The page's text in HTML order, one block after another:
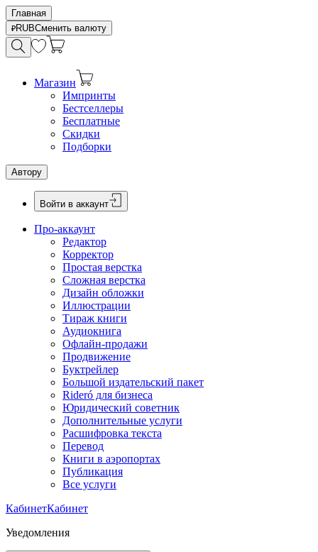
Главная
RUBСменить валюту
Магазин
Импринты
Бестселлеры
Бесплатные
Скидки
Подборки
Автору
Войти в аккаунт
Про-аккаунт
Редактор
Корректор
Простая верстка
Сложная верстка
Дизайн обложки
Иллюстрации
Тираж книги
Аудиокнига
Офлайн-продажи
Продвижение
Буктрейлер
Большой издательский пакет
Rideró для бизнеса
Юридический советник
Дополнительные услуги
Расшифровка текста
Перевод
Книги в аэропортах
Публикация
Все услуги
КабинетКабинет
Уведомления